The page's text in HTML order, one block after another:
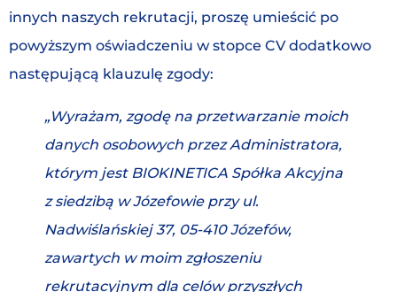
innych naszych rekrutacji, proszę umieścić po
powyższym oświadczeniu w stopce CV dodatkowo
następującą klauzulę zgody:
„Wyrażam, zgodę na przetwarzanie moich
danych osobowych przez Administratora,
którym jest BIOKINETICA Spółka Akcyjna
z siedzibą w Józefowie przy ul.
Nadwiślańskiej 37, 05-410 Józefów,
zawartych w moim zgłoszeniu
rekrutacyjnym dla celów przyszłych